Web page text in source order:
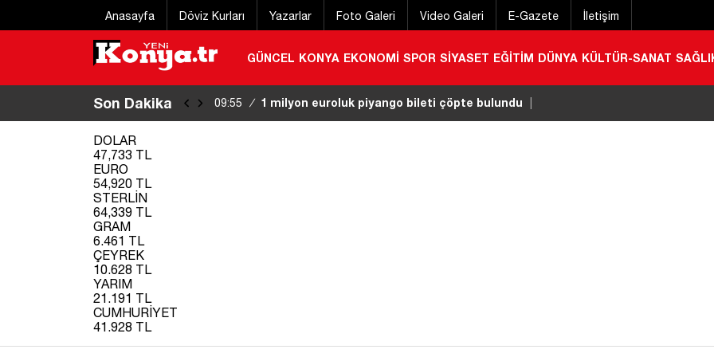
Anasayfa Döviz Kurları Yazarlar Foto Galeri Video Galeri E-Gazete İletişim
GÜNCEL KONYA EKONOMİ SPOR SİYASET EĞİTİM DÜNYA KÜLTÜR-SANAT
Son Dakika 09:55 / 1 milyon euroluk piyango bileti çöpte bulundu
DOLAR
47,733 TL
EURO
54,920 TL
STERLİN
64,339 TL
GRAM
6.461 TL
ÇEYREK
10.628 TL
YARIM
21.191 TL
CUMHURİYET
41.928 TL